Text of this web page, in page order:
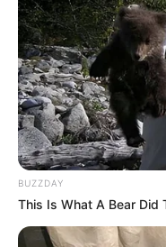
BUZZDAY
This Is What A Bear Did